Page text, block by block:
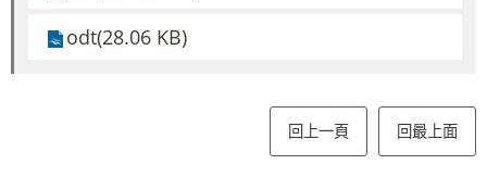
odt(28.06 KB)
回上一頁 回最上面